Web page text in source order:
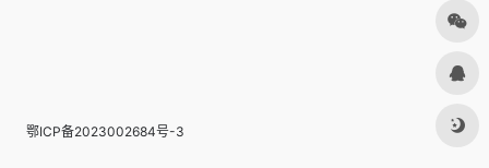
鄂ICP备2023002684号-3